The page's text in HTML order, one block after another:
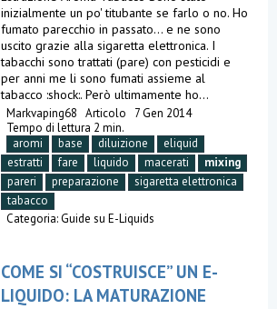
inizialmente un po' titubante se farlo o no. Ho
fumato parecchio in passato... e ne sono
uscito grazie alla sigaretta elettronica. I
tabacchi sono trattati (pare) con pesticidi e
per anni me li sono fumati assieme al
tabacco :shock:. Però ultimamente ho...
Markvaping68 Articolo
7 Gen 2014
Tempo di lettura 2 min.
aromi
base diluizione
eliquid
estratti
fare liquido macerati
mixing
pareri
preparazione
sigaretta elettronica
tabacco
Categoria:Guide su E-Liquids
COME SI “COSTRUISCE” UN E-
LIQUIDO: LA MATURAZIONE